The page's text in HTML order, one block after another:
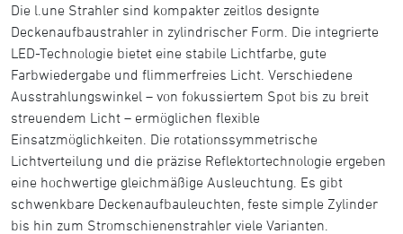
Die l.une Strahler sind kompakter zeitlos designte
Deckenaufbaustrahler in zylindrischer Form. Die integrierte
LED-Technologie bietet eine stabile Lichtfarbe, gute
Farbwiedergabe und flimmerfreies Licht. Verschiedene
Ausstrahlungswinkel – von fokussiertem Spot bis zu breit
streuendem Licht – ermöglichen flexible
Einsatzmöglichkeiten. Die rotationssymmetrische
Lichtverteilung und die präzise Reflektortechnologie ergeben
eine hochwertige gleichmäßige Ausleuchtung. Es gibt
schwenkbare Deckenaufbauleuchten, feste simple Zylinder
bis hin zum Stromschienenstrahler viele Varianten.